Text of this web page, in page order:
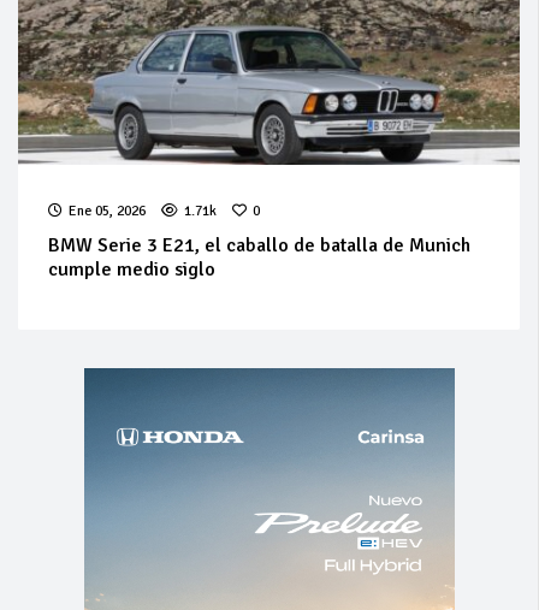
Ene 05, 2026 1.71k 0
BMW Serie 3 E21, el caballo de batalla de Munich
cumple medio siglo